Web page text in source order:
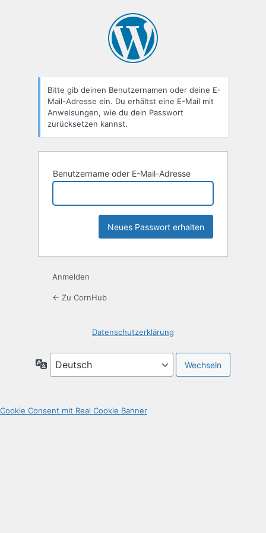
Bitte gib deinen Benutzernamen oder deine E-
Mail-Adresse ein. Du erhältst eine E-Mail mit
Anweisungen, wie du dein Passwort
zurücksetzen kannst.
Benutzername oder E-Mail-Adresse
Anmelden
← Zu CornHub
Datenschutzerklärung
Sprache
Cookie Consent mit Real Cookie Banner